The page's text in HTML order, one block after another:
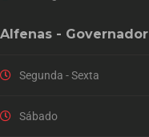
Alfenas - Governador
Segunda - Sexta
Sábado